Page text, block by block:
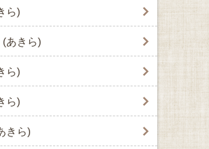
ら)
(あきら)
ら)
ら)
きら)